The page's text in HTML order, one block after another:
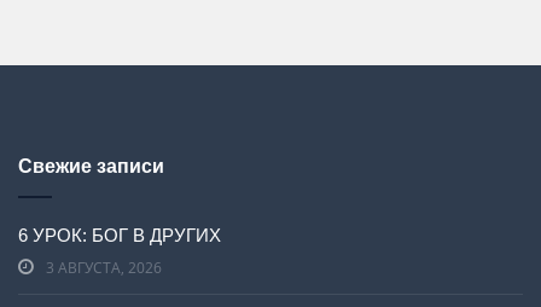
Свежие записи
6 УРОК: БОГ В ДРУГИХ
3 АВГУСТА, 2026